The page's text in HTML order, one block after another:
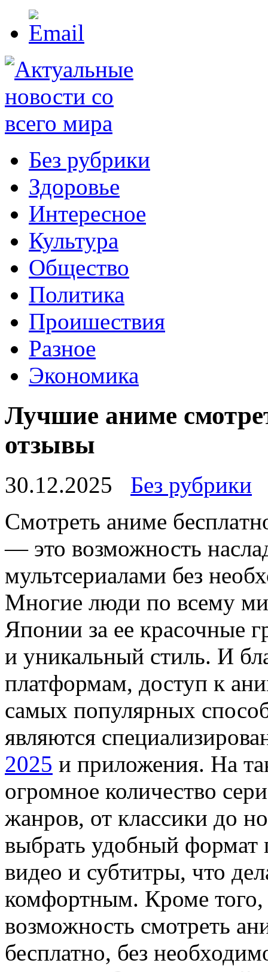
Без рубрики
Здоровье
Интересное
Культура
Общество
Политика
Проишествия
Разное
Экономика
Лучшие аниме
отзывы
30.12.2025
Без рубрики
Смoтрeть aнимe
— это возможность
мультсериалами без
Многие люди по всему
Японии за ее красочные
и уникальный стиль. И
платформам, доступ к
самых популярных
являются
2025 и приложения. На
огромное количество
жанров, от классики до
выбрать удобный формат
видео и субтитры, что
комфортным. Кроме
возможность смотреть
бесплатно, без